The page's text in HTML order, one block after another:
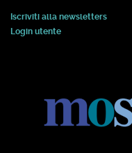
Iscriviti alla newsletters
Login utente